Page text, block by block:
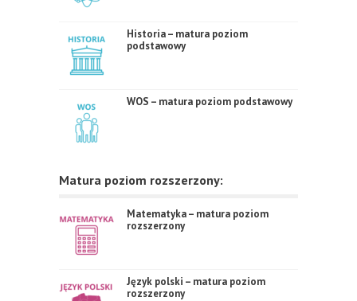
Historia – matura poziom
podstawowy
WOS – matura poziom podstawowy
Matura poziom rozszerzony:
Matematyka – matura poziom
rozszerzony
Język polski – matura poziom
rozszerzony